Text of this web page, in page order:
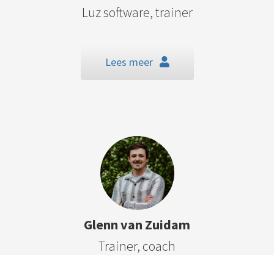
Luz software, trainer
Lees meer
Glenn van Zuidam
Trainer, coach